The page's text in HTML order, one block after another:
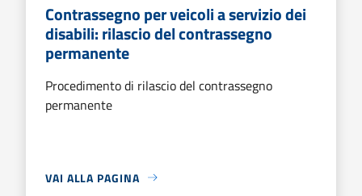
Contrassegno per veicoli a servizio dei
disabili: rilascio del contrassegno
permanente
Procedimento di rilascio del contrassegno
permanente
VAI ALLA PAGINA